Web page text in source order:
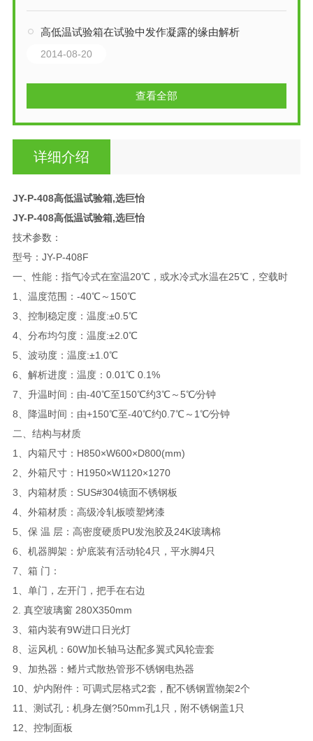
高低温试验箱在试验中发作凝露的缘由解析
2014-08-20
查看全部
详细介绍
JY-P-408高低温试验箱,选巨怡
JY-P-408高低温试验箱,选巨怡
技术参数：
型号：JY-P-408F
一、性能：指气冷式在室温20℃，或水冷式水温在25℃，空载时
1、温度范围：-40℃～150℃
3、控制稳定度：温度:±0.5℃
4、分布均匀度：温度:±2.0℃
5、波动度：温度:±1.0℃
6、解析进度：温度：0.01℃ 0.1%
7、升温时间：由-40℃至150℃约3℃～5℃∕分钟
8、降温时间：由+150℃至-40℃约0.7℃～1℃∕分钟
二、结构与材质
1、内箱尺寸：H850×W600×D800(mm)
2、外箱尺寸：H1950×W1120×1270
3、内箱材质：SUS#304镜面不锈钢板
4、外箱材质：高级冷轧板喷塑烤漆
5、保 温 层：高密度硬质PU发泡胶及24K玻璃棉
6、机器脚架：炉底装有活动轮4只，平水脚4只
7、箱 门：
1、单门，左开门，把手在右边
2. 真空玻璃窗 280X350mm
3、箱内装有9W进口日光灯
8、运风机：60W加长轴马达配多翼式风轮壹套
9、加热器：鳍片式散热管形不锈钢电热器
10、炉内附件：可调式层格式2套，配不锈钢置物架2个
11、测试孔：机身左侧?50mm孔1只，附不锈钢盖1只
12、控制面板